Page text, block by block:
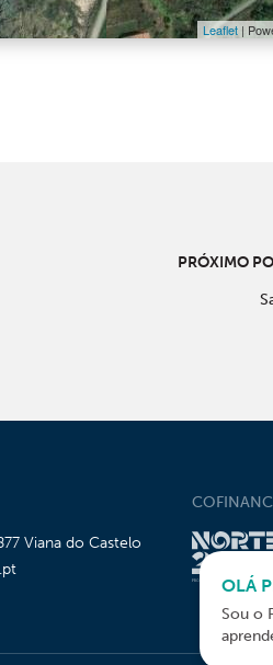
Leaflet|
OLÁ
Sou o
PRÓXIMO
Viana do Castelo